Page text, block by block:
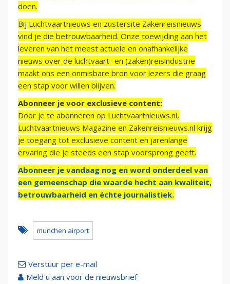
doen.
Bij Luchtvaartnieuws en zustersite Zakenreisnieuws
vind je die betrouwbaarheid. Onze toewijding aan het
leveren van het meest actuele en onafhankelijke
nieuws over de luchtvaart- en (zaken)reisindustrie
maakt ons een onmisbare bron voor lezers die graag
een stap voor willen blijven.
Abonneer je voor exclusieve content:
Door je te abonneren op Luchtvaartnieuws.nl,
Luchtvaartnieuws Magazine en Zakenreisnieuws.nl krijg
je toegang tot exclusieve content en jarenlange
ervaring die je steeds een stap voorsprong geeft.
Abonneer je vandaag nog en word onderdeel van
een gemeenschap die waarde hecht aan kwaliteit,
betrouwbaarheid en échte journalistiek.
munchen airport
Verstuur per e-mail
Meld u aan voor de nieuwsbrief